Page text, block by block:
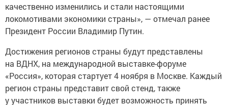
качественно изменились и стали настоящими
локомотивами экономики страны», — отмечал ранее
Президент России Владимир Путин.
Достижения регионов страны будут представлены
на ВДНХ, на международной выставке-форуме
«Россия», которая стартует 4 ноября в Москве. Каждый
регион страны представит свой стенд, также
у участников выставки будет возможность принять